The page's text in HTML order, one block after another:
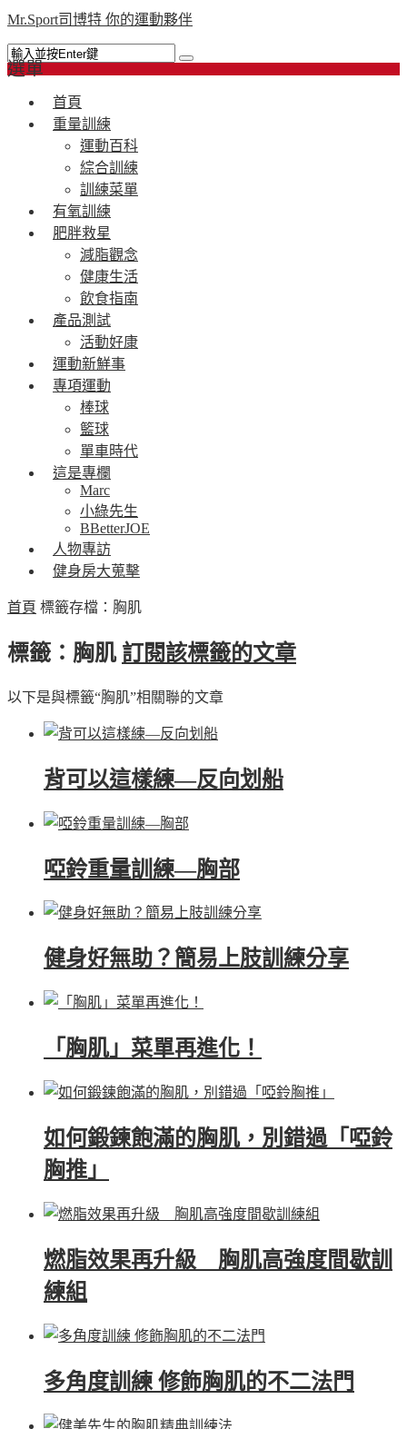
Mr.Sport司博特 你的運動夥伴
選單
首頁
重量訓練
運動百科
綜合訓練
訓練菜單
有氧訓練
肥胖救星
減脂觀念
健康生活
飲食指南
產品測試
活動好康
運動新鮮事
專項運動
棒球
籃球
單車時代
這是專欄
Marc
小綠先生
BBetterJOE
人物專訪
健身房大蒐擊
首頁 標籤存檔：胸肌
標籤：胸肌 訂閱該標籤的文章
以下是與標籤“胸肌”相關聯的文章
背可以這樣練—反向划船
啞鈴重量訓練—胸部
健身好無助？簡易上肢訓練分享
「胸肌」菜單再進化！
如何鍛鍊飽滿的胸肌，別錯過「啞鈴
胸推」
燃脂效果再升級 胸肌高強度間歇訓
練組
多角度訓練 修飾胸肌的不二法門